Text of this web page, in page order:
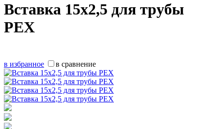
Вставка 15х2,5 для трубы
РЕХ
в избранное в сравнение